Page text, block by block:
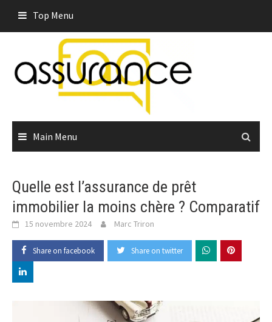
content
Top Menu
Main Menu
Quelle est l’assurance de prêt
immobilier la moins chère ? Comparatif
15 novembre 2024 Marc Triron
Share on facebook Share on twitter